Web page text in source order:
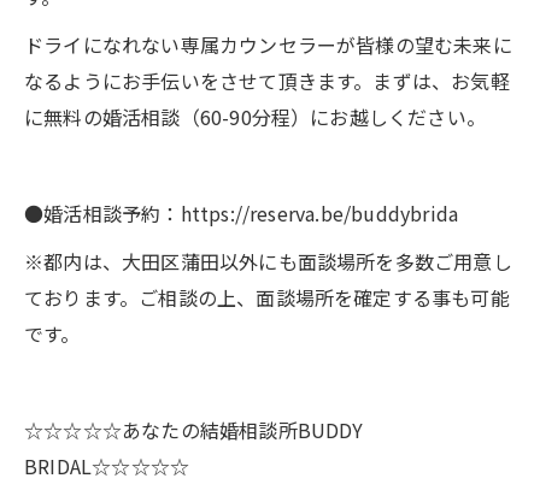
ドライになれない専属カウンセラーが皆様の望む未来に
なるようにお手伝いをさせて頂きます。まずは、お気軽
に無料の婚活相談（60-90分程）にお越しください。
●婚活相談予約：https://reserva.be/buddybrida
※都内は、大田区蒲田以外にも面談場所を多数ご用意し
ております。ご相談の上、面談場所を確定する事も可能
です。
☆☆☆☆☆あなたの結婚相談所BUDDY
BRIDAL☆☆☆☆☆